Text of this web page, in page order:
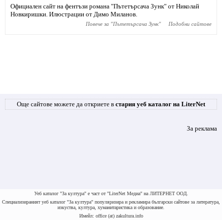
Официален сайт на фентъзи романа "Пътетърсача Зунк" от Николай
Новкиришки. Илюстрации от Димо Миланов.
Повече за "Пътетърсача Зунк" Подобни сайтове
Още сайтове можете да откриете в стария уеб каталог на LiterNet
За реклама
Уеб каталог "За култура" е част от "LiterNet Медиа" на ЛИТЕРНЕТ ООД.
Специализираният уеб каталог "За култура" популяризира и рекламира български сайтове за литература,
изкуства, култура, хуманитаристика и образование.
Имейл: office (at) zakultura.info